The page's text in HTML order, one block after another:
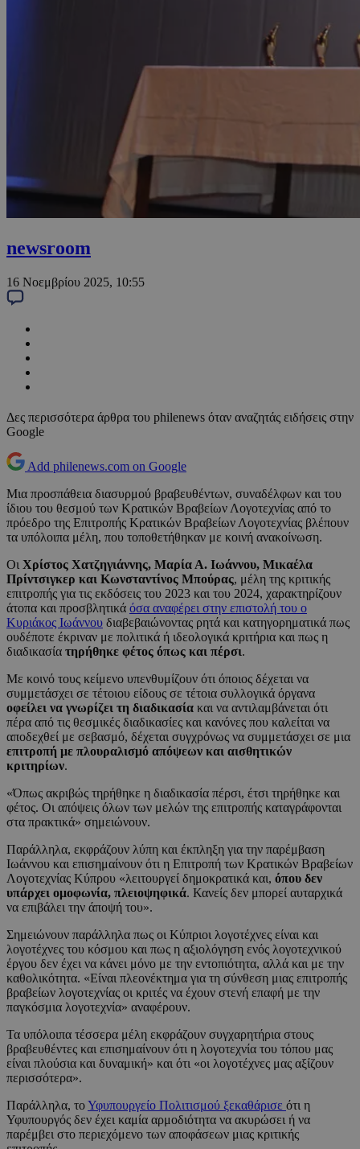
newsroom
16 Νοεμβρίου 2025, 10:55
Δες περισσότερα άρθρα του philenews όταν αναζητάς ειδήσεις στην
Google
Add philenews.com on Google
Μια προσπάθεια διασυρμού βραβευθέντων, συναδέλφων και του
ίδιου του θεσμού των Κρατικών Βραβείων Λογοτεχνίας από το
πρόεδρο της Επιτροπής Κρατικών Βραβείων Λογοτεχνίας βλέπουν
τα υπόλοιπα μέλη, που τοποθετήθηκαν με κοινή ανακοίνωση.
Οι Χρίστος Χατζηγιάννης, Μαρία Α. Ιωάννου, Μικαέλα
Πρίντσιγκερ και Κωνσταντίνος Μπούρας, μέλη της κριτικής
επιτροπής για τις εκδόσεις του 2023 και του 2024, χαρακτηρίζουν
άτοπα και προσβλητικά όσα αναφέρει στην επιστολή του ο
Κυριάκος Ιωάννου διαβεβαιώνοντας ρητά και κατηγορηματικά πως
ουδέποτε έκριναν με πολιτικά ή ιδεολογικά κριτήρια και πως η
διαδικασία τηρήθηκε φέτος όπως και πέρσι.
Με κοινό τους κείμενο υπενθυμίζουν ότι όποιος δέχεται να
συμμετάσχει σε τέτοιου είδους σε τέτοια συλλογικά όργανα
οφείλει να γνωρίζει τη διαδικασία και να αντιλαμβάνεται ότι
πέρα από τις θεσμικές διαδικασίες και κανόνες που καλείται να
αποδεχθεί με σεβασμό, δέχεται συγχρόνως να συμμετάσχει σε μια
επιτροπή με πλουραλισμό απόψεων και αισθητικών
κριτηρίων.
«Όπως ακριβώς τηρήθηκε η διαδικασία πέρσι, έτσι τηρήθηκε και
φέτος. Οι απόψεις όλων των μελών της επιτροπής καταγράφονται
στα πρακτικά» σημειώνουν.
Παράλληλα, εκφράζουν λύπη και έκπληξη για την παρέμβαση
Ιωάννου και επισημαίνουν ότι η Επιτροπή των Κρατικών Βραβείων
Λογοτεχνίας Κύπρου «λειτουργεί δημοκρατικά και, όπου δεν
υπάρχει ομοφωνία, πλειοψηφικά. Κανείς δεν μπορεί αυταρχικά
να επιβάλει την άποψή του».
Σημειώνουν παράλληλα πως οι Κύπριοι λογοτέχνες είναι και
λογοτέχνες του κόσμου και πως η αξιολόγηση ενός λογοτεχνικού
έργου δεν έχει να κάνει μόνο με την εντοπιότητα, αλλά και με την
καθολικότητα. «Είναι πλεονέκτημα για τη σύνθεση μιας επιτροπής
βραβείων λογοτεχνίας οι κριτές να έχουν στενή επαφή με την
παγκόσμια λογοτεχνία» αναφέρουν.
Τα υπόλοιπα τέσσερα μέλη εκφράζουν συγχαρητήρια στους
βραβευθέντες και επισημαίνουν ότι η λογοτεχνία του τόπου μας
είναι πλούσια και δυναμική» και ότι «οι λογοτέχνες μας αξίζουν
περισσότερα».
Παράλληλα, τοΥφυπουργείο Πολιτισμού ξεκαθάρισε ότι η
Υφυπουργός δεν έχει καμία αρμοδιότητα να ακυρώσει ή να
παρέμβει στο περιεχόμενο των αποφάσεων μιας κριτικής